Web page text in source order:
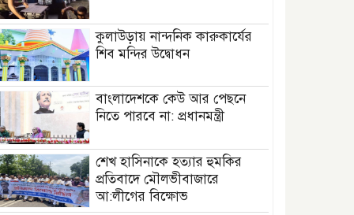
কুলাউড়ায় নান্দনিক কারুকার্যের
শিব মন্দির উদ্বোধন
বাংলাদেশকে কেউ আর পেছনে
নিতে পারবে না: প্রধানমন্ত্রী
শেখ হাসিনাকে হত্যার হুমকির
প্রতিবাদে মৌলভীবাজারে
আ:লীগের বিক্ষোভ